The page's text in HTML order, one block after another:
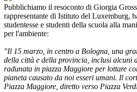
Pubblichiamo il resoconto di Giorgia
rappresentante di Istituto del Luxemburg,
studentesse e studenti della scuola alla
per l'ambiente:
"Il 15 marzo, in centro a Bologna, una
della città e della provincia, inclusi alcuni
radunata in piazza Maggiore per lottare
pianeta causato da noi esseri umani. Il
Piazza Maggiore, diretto verso Piazza